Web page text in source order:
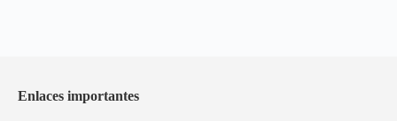
Enlaces importantes